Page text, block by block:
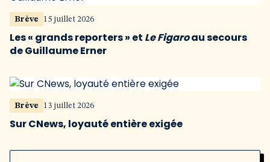
Brève 15 juillet 2026
Les « grands reporters » et Le Figaroau secours
de Guillaume Erner
Brève 13 juillet 2026
Sur CNews, loyauté entière exigée